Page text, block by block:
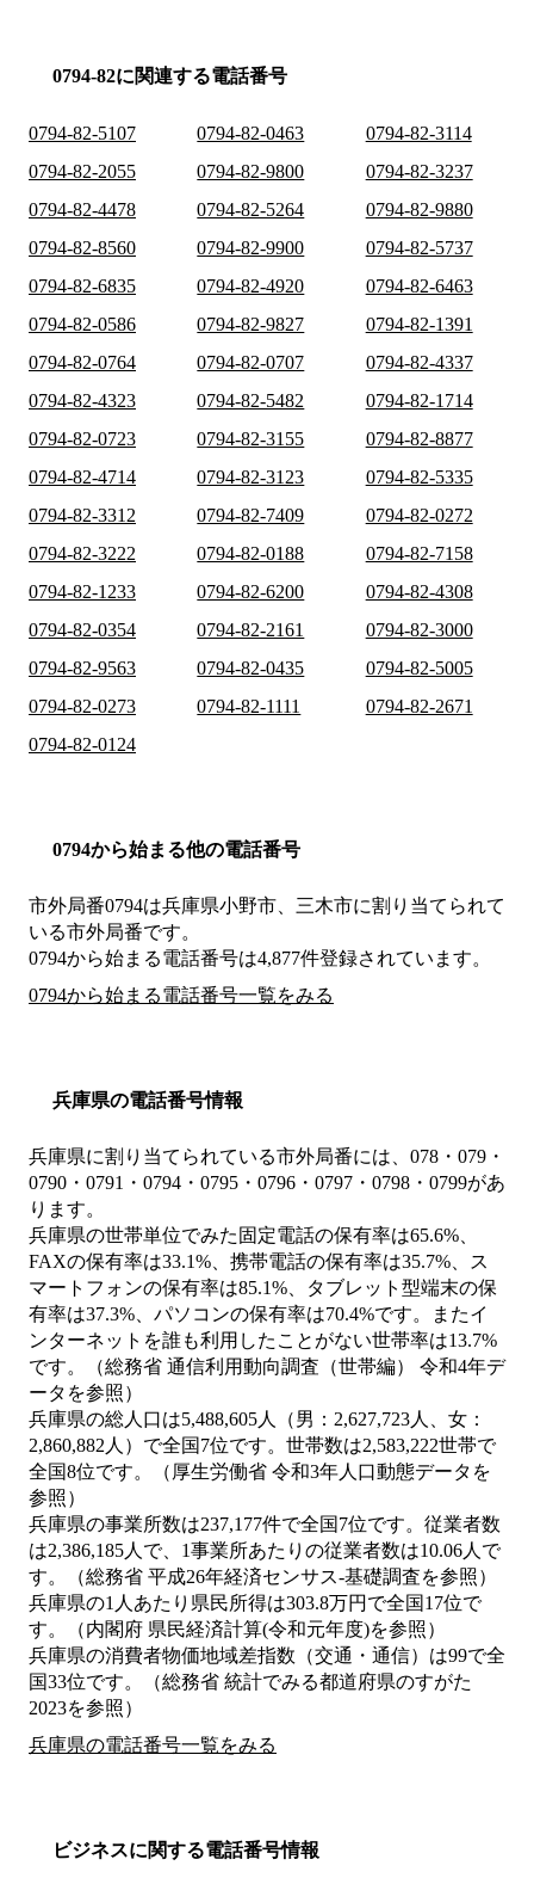
0794-82に関連する電話番号
0794-82-5107 0794-82-0463
0794-82-3114
0794-82-2055
0794-82-9800
0794-82-3237
0794-82-4478
0794-82-5264
0794-82-9880
0794-82-8560
0794-82-9900
0794-82-5737
0794-82-6835
0794-82-4920
0794-82-6463
0794-82-0586
0794-82-9827
0794-82-1391
0794-82-0764
0794-82-0707
0794-82-4337
0794-82-4323
0794-82-5482
0794-82-1714
0794-82-0723
0794-82-3155
0794-82-8877
0794-82-4714
0794-82-3123
0794-82-5335
0794-82-3312
0794-82-7409
0794-82-0272
0794-82-3222
0794-82-0188
0794-82-7158
0794-82-1233
0794-82-6200
0794-82-4308
0794-82-0354
0794-82-2161
0794-82-3000
0794-82-9563
0794-82-0435
0794-82-5005
0794-82-0273
0794-82-1111
0794-82-2671
0794-82-0124
0794から始まる他の電話番号
市外局番0794は兵庫県小野市、三木市に割り当てられて
いる市外局番です。
0794から始まる電話番号は4,877件登録されています。
0794から始まる電話番号一覧をみる
兵庫県の電話番号情報
兵庫県に割り当てられている市外局番には、078・079・
0790・0791・0794・0795・0796・0797・0798・0799があ
ります。
兵庫県の世帯単位でみた固定電話の保有率は65.6%、
FAXの保有率は33.1%、携帯電話の保有率は35.7%、ス
マートフォンの保有率は85.1%、タブレット型端末の保
有率は37.3%、パソコンの保有率は70.4%です。またイ
ンターネットを誰も利用したことがない世帯率は13.7%
です。（総務省 通信利用動向調査（世帯編） 令和4年デ
ータを参照）
兵庫県の総人口は5,488,605人（男：2,627,723人、女：
2,860,882人）で全国7位です。世帯数は2,583,222世帯で
全国8位です。（厚生労働省 令和3年人口動態データを
参照）
兵庫県の事業所数は237,177件で全国7位です。従業者数
は2,386,185人で、1事業所あたりの従業者数は10.06人で
す。（総務省 平成26年経済センサス‐基礎調査を参照）
兵庫県の1人あたり県民所得は303.8万円で全国17位で
す。（内閣府 県民経済計算(令和元年度)を参照）
兵庫県の消費者物価地域差指数（交通・通信）は99で全
国33位です。（総務省 統計でみる都道府県のすがた
2023を参照）
兵庫県の電話番号一覧をみる
ビジネスに関する電話番号情報